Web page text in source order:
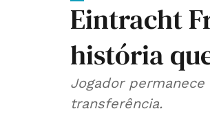
Eintracht
história
Jogador
transferência.